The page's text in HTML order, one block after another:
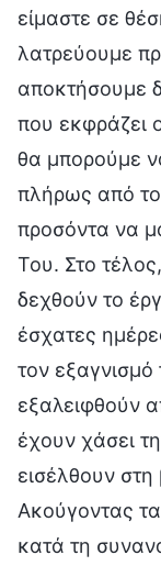
είμαστε σε
λατρεύουμε
αποκτήσουμε
που εκφράζει
θα μπορούμε
πλήρως από
προσόντα να
Του. Στο
δεχθούν το
έσχατες
τον
εξαλειφθούν
έχουν χάσει
εισέλθουν
Ακούγοντας
κατά τη